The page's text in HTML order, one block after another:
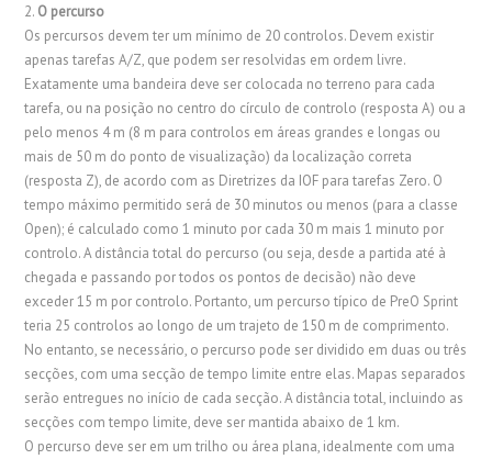
2. O percurso
Os percursos devem ter um mínimo de 20 controlos. Devem existir
apenas tarefas A/Z, que podem ser resolvidas em ordem livre.
Exatamente uma bandeira deve ser colocada no terreno para cada
tarefa, ou na posição no centro do círculo de controlo (resposta A) ou a
pelo menos 4 m (8 m para controlos em áreas grandes e longas ou
mais de 50 m do ponto de visualização) da localização correta
(resposta Z), de acordo com as Diretrizes da IOF para tarefas Zero. O
tempo máximo permitido será de 30 minutos ou menos (para a classe
Open); é calculado como 1 minuto por cada 30 m mais 1 minuto por
controlo. A distância total do percurso (ou seja, desde a partida até à
chegada e passando por todos os pontos de decisão) não deve
exceder 15 m por controlo. Portanto, um percurso típico de PreO Sprint
teria 25 controlos ao longo de um trajeto de 150 m de comprimento.
No entanto, se necessário, o percurso pode ser dividido em duas ou três
secções, com uma secção de tempo limite entre elas. Mapas separados
serão entregues no início de cada secção. A distância total, incluindo as
secções com tempo limite, deve ser mantida abaixo de 1 km.
O percurso deve ser em um trilho ou área plana, idealmente com uma